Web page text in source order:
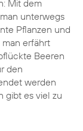
Mit dem
unterwegs
Pflanzen und
erfährt
Beeren
den
werden
gibt es viel zu